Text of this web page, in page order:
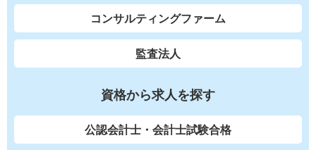
コンサルティングファーム
監査法人
資格から求人を探す
公認会計士・会計士試験合格